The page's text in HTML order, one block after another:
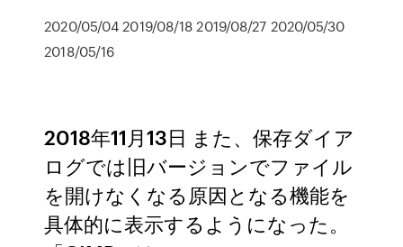
2020/05/04 2019/08/18 2019/08/27 2020/05/30
2018/05/16
2018年11月13日 また、保存ダイア
ログでは旧バージョンでファイル
を開けなくなる原因となる機能を
具体的に表示するようになった。